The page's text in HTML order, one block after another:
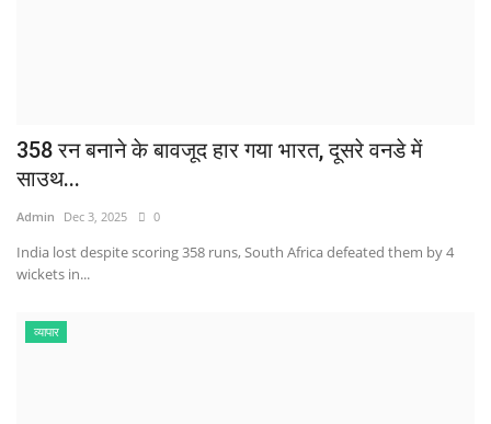
358 रन बनाने के बावजूद हार गया भारत, दूसरे वनडे में
साउथ...
Admin Dec 3, 2025 0
India lost despite scoring 358 runs, South Africa defeated them by 4
wickets in...
व्यापार